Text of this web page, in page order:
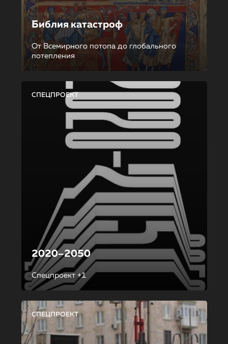
Библия катастроф
От Всемирного потопа до глобального
потепления
СПЕЦПРОЕКТ
2020–2050
Спецпроект +1
СПЕЦПРОЕКТ